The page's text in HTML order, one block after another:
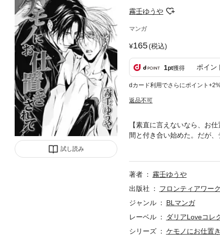
試し読み
霧壬ゆうや
マンガ
165(税込)
1pt獲得 ポイン
dカード利用でさらにポイント
返品不可
【素直に言えないなら、お
間と付き合い始めた。だが
しまう。そんな折、同僚の
著者
霧壬ゆうや
出版社
フロンティアワー
ジャンル
BLマンガ
レーベル
ダリアLoveコレ
シリーズ
ケモノにお仕置